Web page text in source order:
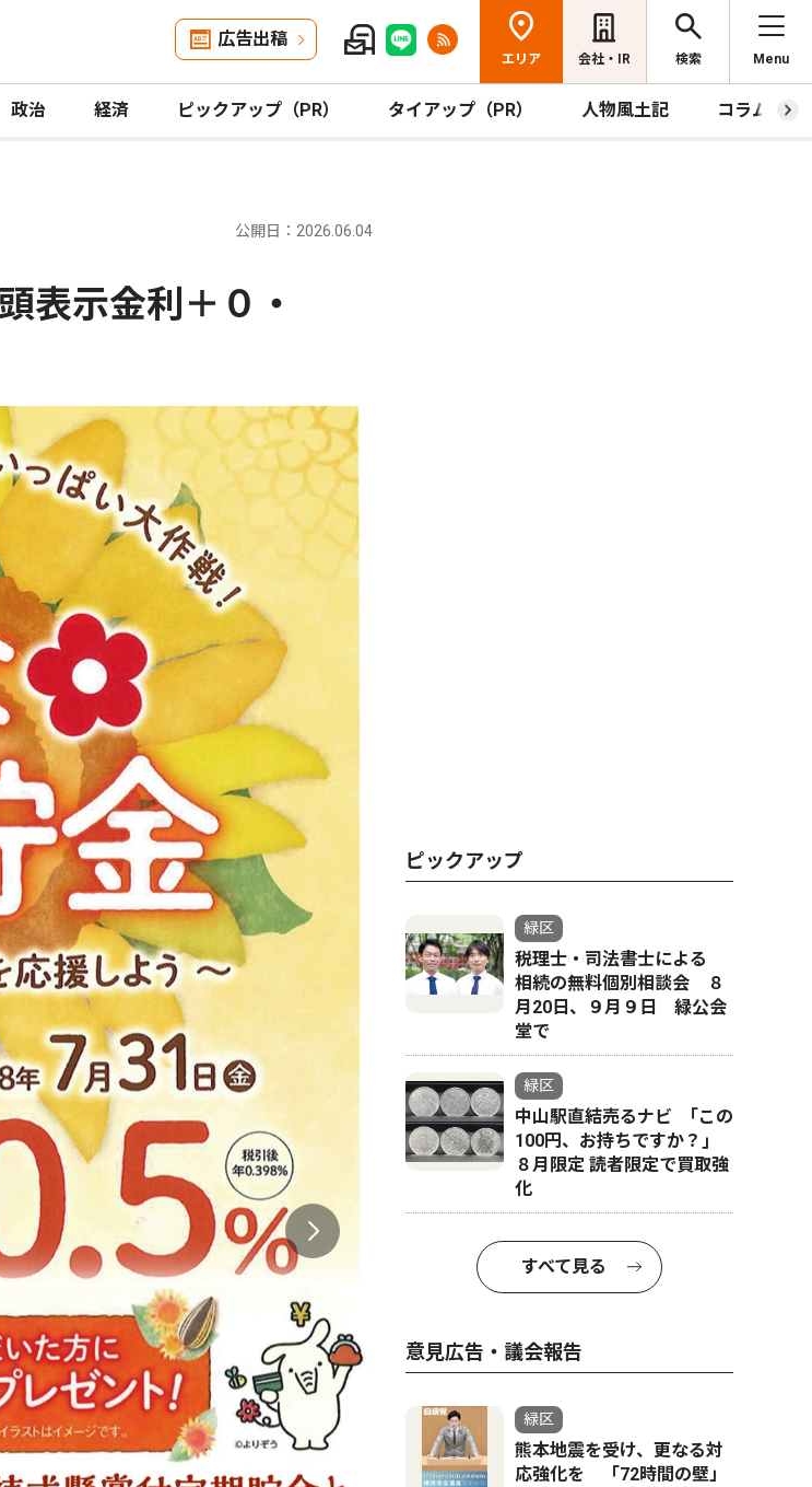
広告出稿
エリア 会社・IR 検索 Menu
政治 経済 ピックアップ（PR） タイアップ（PR） 人物風土記 コラム
公開日：2026.06.04
表示金利＋０・
ピックアップ
緑区
税理士・司法書士による
相続の無料個別相談会 ８
月20日、９月９日 緑公会
堂で
緑区
中山駅直結売るナビ ｢この
100円、お持ちですか？｣
８月限定 読者限定で買取強
化
すべて見る
意見広告・議会報告
緑区
熊本地震を受け、更なる対
応強化を 「72時間の壁」